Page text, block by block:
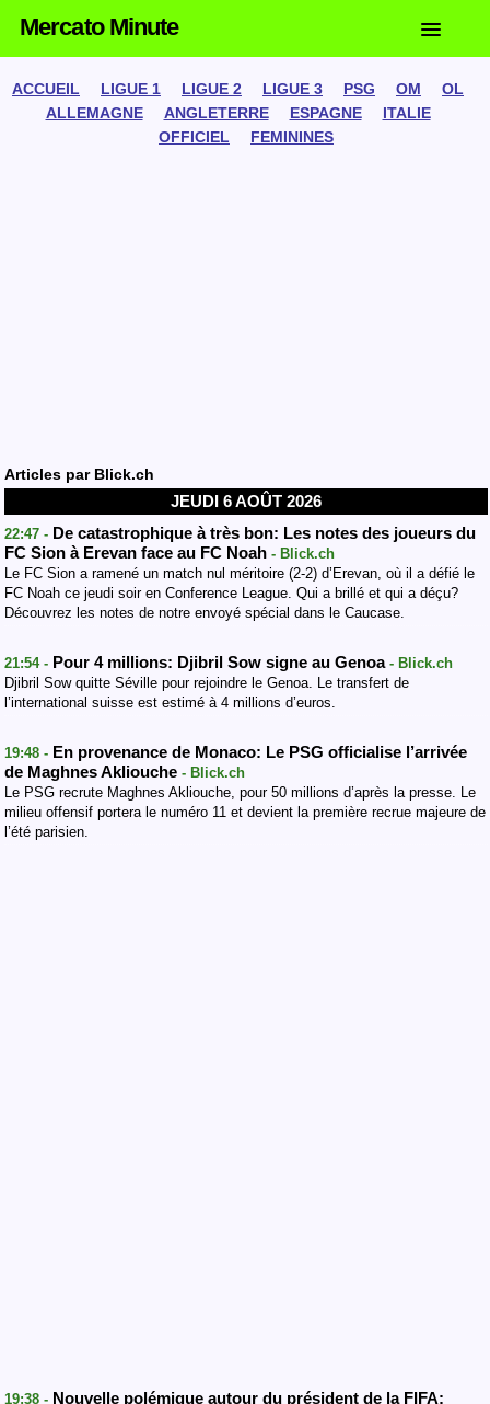
Mercato Minute
ACCUEIL LIGUE 1 LIGUE 2 LIGUE 3 PSG OM
OL
ALLEMAGNE
ANGLETERRE ESPAGNE
ITALIE
OFFICIEL
FEMININES
Articles par Blick.ch
JEUDI 6 AOÛT 2026
22:47 - De catastrophique à très bon: Les notes des joueurs du
FC Sion à Erevan face au FC Noah - Blick.ch
Le FC Sion a ramené un match nul méritoire (2-2) d’Erevan, où il a défié le
FC Noah ce jeudi soir en Conference League. Qui a brillé et qui a déçu?
Découvrez les notes de notre envoyé spécial dans le Caucase.
21:54 - Pour 4 millions: Djibril Sow signe au Genoa - Blick.ch
Djibril Sow quitte Séville pour rejoindre le Genoa. Le transfert de
l’international suisse est estimé à 4 millions d’euros.
19:48 - En provenance de Monaco: Le PSG officialise l’arrivée
de Maghnes Akliouche - Blick.ch
Le PSG recrute Maghnes Akliouche, pour 50 millions d’après la presse. Le
milieu offensif portera le numéro 11 et devient la première recrue majeure de
l’été parisien.
19:38 - Nouvelle polémique autour du président de la FIFA: